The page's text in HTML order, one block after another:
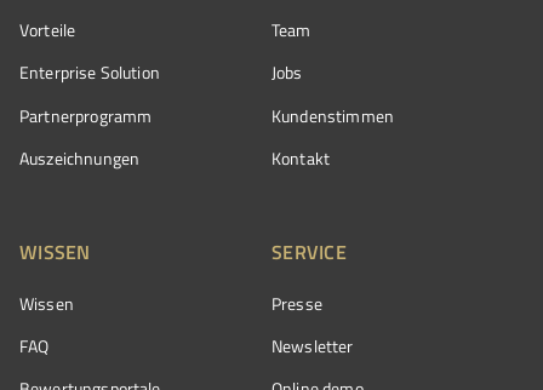
Vorteile
Enterprise Solution
Partnerprogramm
Auszeichnungen
Team
Jobs
Kundenstimmen
Kontakt
WISSEN
Wissen
FAQ
SERVICE
Presse
Newsletter